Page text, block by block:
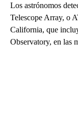
Los astrónomos
Telescope Array, o
California, que
Observatory, en las